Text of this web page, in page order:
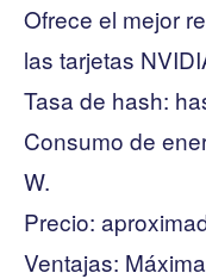
Ofrece el mejor
las tarjetas
Tasa de hash:
Consumo de
W.
Precio:
Ventajas: